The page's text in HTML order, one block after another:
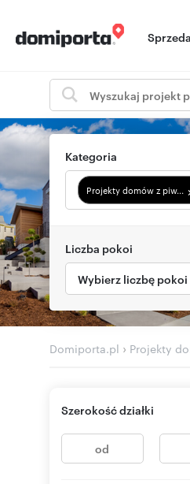
Kategoria
Projekty domów z piw...
Liczba pokoi
Wybierz liczbę pokoi
Domiporta.pl › Projekty
Szerokość działki